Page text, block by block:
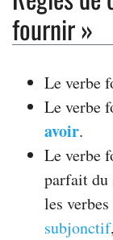
fournir »
Le verbe
Le verbe
avoir.
Le verbe
parfait du
les verbes
subjonctif,